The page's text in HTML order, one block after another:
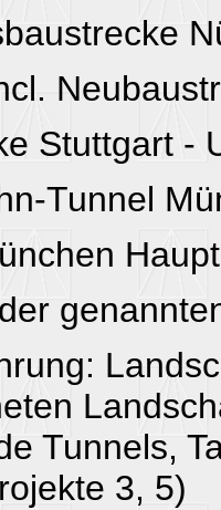
Stuttgart -
Tunnel
Tunnels,
3, 5)